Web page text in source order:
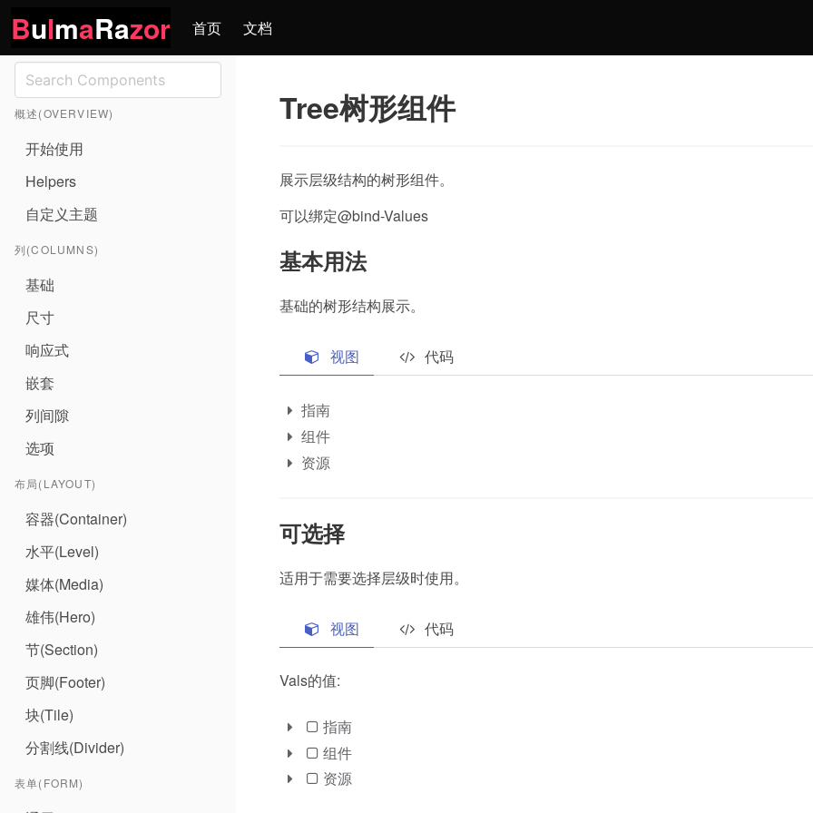
BulmaRazor 首页 文档
概述(OVERVIEW)
开始使用
Helpers
自定义主题
列(COLUMNS)
基础
尺寸
响应式
嵌套
列间隙
选项
布局(LAYOUT)
容器(Container)
水平(Level)
媒体(Media)
雄伟(Hero)
节(Section)
页脚(Footer)
块(Tile)
分割线(Divider)
表单(FORM)
Tree树形组件
展示层级结构的树形组件。
可以绑定@bind-Values
基本用法
基础的树形结构展示。
视图 代码
指南
组件
资源
可选择
适用于需要选择层级时使用。
视图 代码
Vals的值:
指南
组件
资源